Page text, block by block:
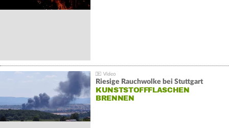
Riesige Rauchwolke bei Stuttgart
KUNSTSTOFFFLASCHEN
BRENNEN